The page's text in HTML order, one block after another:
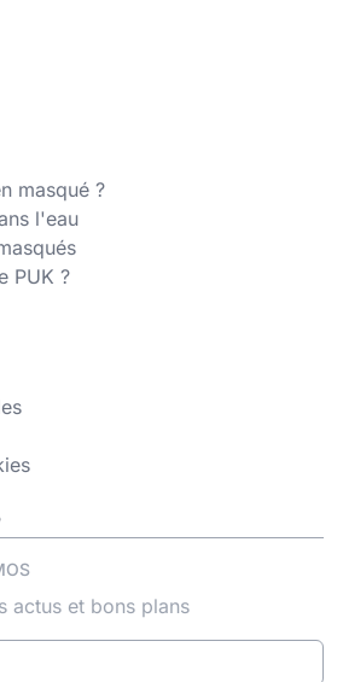
masqué ?
l'eau
PUK ?
actus et bons plans